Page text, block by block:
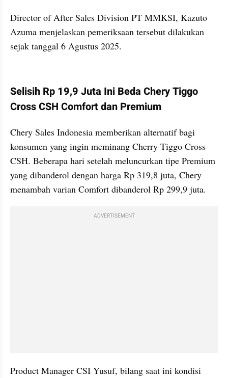
Director of After Sales Division PT MMKSI, Kazuto
Azuma menjelaskan pemeriksaan tersebut dilakukan
sejak tanggal 6 Agustus 2025.
Selisih Rp 19,9 Juta Ini Beda Chery Tiggo
Cross CSH Comfort dan Premium
Chery Sales Indonesia memberikan alternatif bagi
konsumen yang ingin meminang Cherry Tiggo Cross
CSH. Beberapa hari setelah meluncurkan tipe Premium
yang dibanderol dengan harga Rp 319,8 juta, Chery
menambah varian Comfort dibanderol Rp 299,9 juta.
ADVERTISEMENT
Product Manager CSI Yusuf, bilang saat ini kondisi